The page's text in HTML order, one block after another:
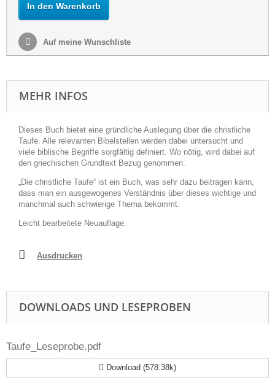
In den Warenkorb
Auf meine Wunschliste
MEHR INFOS
Dieses Buch bietet eine gründliche Auslegung über die christliche
Taufe. Alle relevanten Bibelstellen werden dabei untersucht und
viele biblische Begriffe sorgfältig definiert. Wo nötig, wird dabei auf
den griechischen Grundtext Bezug genommen.
„Die christliche Taufe“ ist ein Buch, was sehr dazu beitragen kann,
dass man ein ausgewogenes Verständnis über dieses wichtige und
manchmal auch schwierige Thema bekommt.
Leicht bearbeitete Neuauflage.
Ausdrucken
DOWNLOADS UND LESEPROBEN
Taufe_Leseprobe.pdf
Download (578.38k)